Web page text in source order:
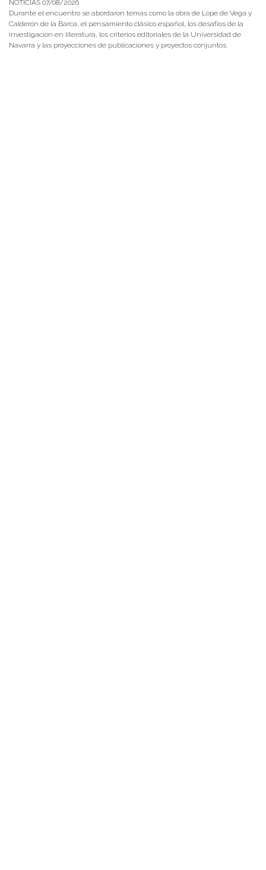
NOTICIAS 07/08/2026
Durante el encuentro se abordaron temas como la obra de Lope de Vega y
Calderón de la Barca, el pensamiento clásico español, los desafíos de la
investigación en literatura, los criterios editoriales de la Universidad de
Navarra y las proyecciones de publicaciones y proyectos conjuntos.